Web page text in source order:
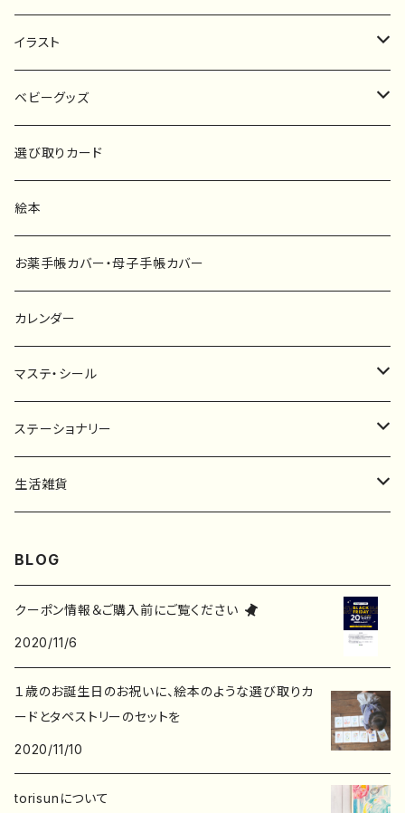
イラスト
原画
ポスター
ファブリックボード
キーホルダー
ポストカード
ベビーグッズ
マタニティーマーク
選び取りカード
カーステッカー
タペストリー
選び取りカード
絵本
お薬手帳カバー・母子手帳カバー
カレンダー
マステ・シール
マスキングテープ
フレークシール
ステーショナリー
一筆箋
ポストカード
デザインペーパー
生活雑貨
子ども服
BLOG
クーポン情報＆ご購入前にご覧ください
2020/11/6
１歳のお誕生日のお祝いに、絵本のような選び取りカ
ードとタペストリーのセットを
2020/11/10
torisunについて